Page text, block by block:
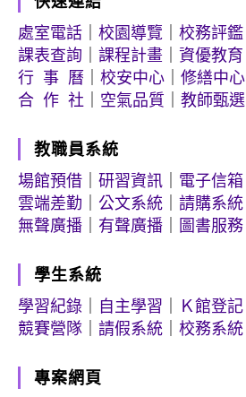
處室電話
校園導覽
校務評鑑
課表查詢
課程計畫
資優教育
行 事 曆
校安中心
修繕中心
合 作 社
空氣品質 教師甄選
教職員系統
場館預借
研習資訊
電子信箱
雲端差勤
公文系統
請購系統
無聲廣播
有聲廣播 圖書服務
學生系統
學習紀錄
自主學習
Ｋ館登記
競賽營隊
請假系統 校務系統
專案網頁